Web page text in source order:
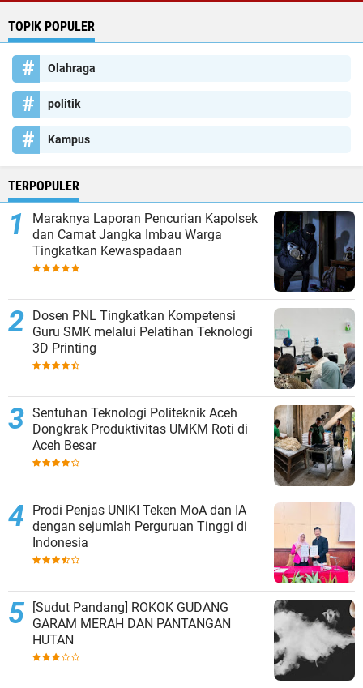
TOPIK POPULER
Olahraga
politik
Kampus
TERPOPULER
Maraknya Laporan Pencurian Kapolsek
dan Camat Jangka Imbau Warga
Tingkatkan Kewaspadaan
Dosen PNL Tingkatkan Kompetensi
Guru SMK melalui Pelatihan Teknologi
3D Printing
Sentuhan Teknologi Politeknik Aceh
Dongkrak Produktivitas UMKM Roti di
Aceh Besar
Prodi Penjas UNIKI Teken MoA dan IA
dengan sejumlah Perguruan Tinggi di
Indonesia
[Sudut Pandang] ROKOK GUDANG
GARAM MERAH DAN PANTANGAN
HUTAN